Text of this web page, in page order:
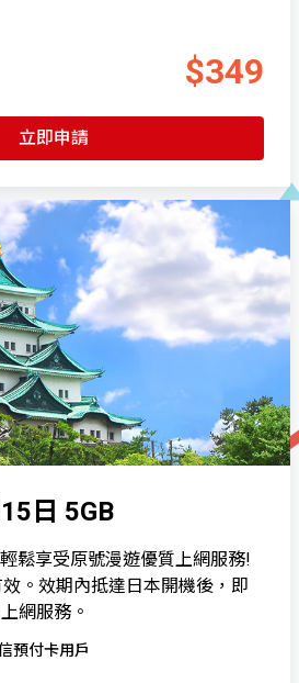
$349
立即申請
日 5GB
鬆享受原號漫遊優質上網服務!
。效期內抵達日本開機後，即
網服務。
預付卡用戶